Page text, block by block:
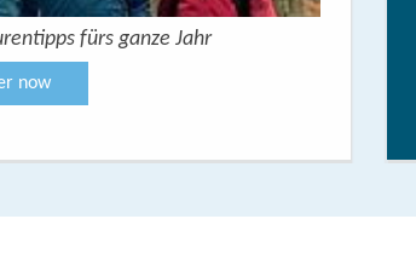
fürs ganze Jahr
now